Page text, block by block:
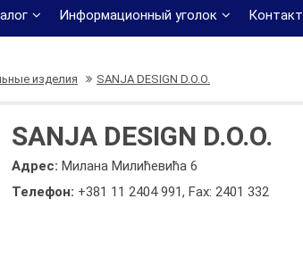
Информационный уголок Контакт
изделия SANJA DESIGN D.O.O.
SANJA DESIGN D.O.O.
Адрес:Милана Милићевића 6
Телефон: +381 11 2404 991,Fax: 2401 332